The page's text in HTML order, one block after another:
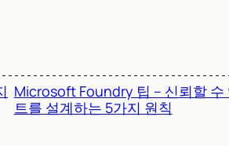
Microsoft Foundry 팁 – 신뢰할 수
트를 설계하는 5가지 원칙